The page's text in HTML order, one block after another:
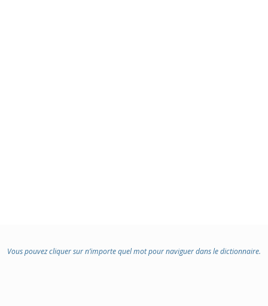
Vous pouvez cliquer sur n’importe quel mot pour naviguer dans le dictionnaire.